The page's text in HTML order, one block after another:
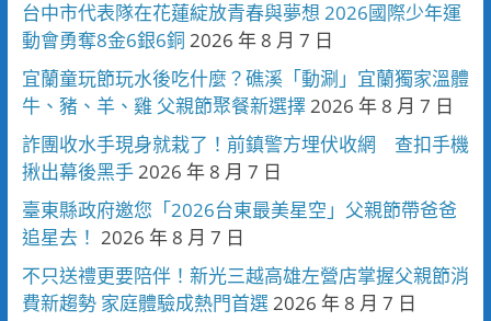
台中市代表隊在花蓮綻放青春與夢想 2026國際少年運
動會勇奪8金6銀6銅 2026 年 8 月 7 日
宜蘭童玩節玩水後吃什麼？礁溪「動涮」宜蘭獨家溫體
牛、豬、羊、雞 父親節聚餐新選擇2026 年 8 月 7 日
詐團收水手現身就栽了！前鎮警方埋伏收網 查扣手機
揪出幕後黑手2026 年 8 月 7 日
臺東縣政府邀您「2026台東最美星空」父親節帶爸爸
追星去！ 2026 年 8 月 7 日
不只送禮更要陪伴！新光三越高雄左營店掌握父親節消
費新趨勢 家庭體驗成熱門首選2026 年 8 月 7 日